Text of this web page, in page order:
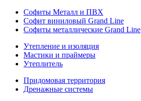
Софиты Металл и ПВХ
Софит виниловый Grand Line
Софиты металлические Grand Line
Утепление и изоляция
Мастики и праймеры
Утеплитель
Придомовая территория
Дренажные системы